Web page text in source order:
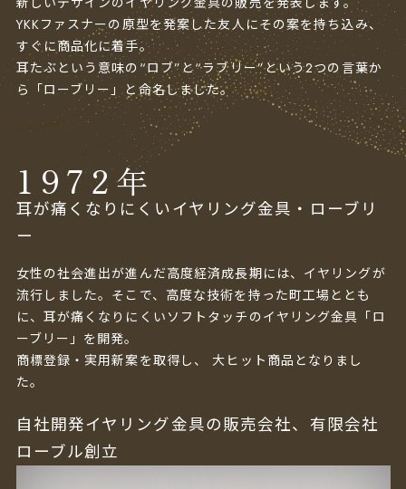
YKKファスナーの原型を発案した友人にその案を持ち込み、
すぐに商品化に着手。
耳たぶという意味の“ロブ”と“ラブリー”という2つの言葉か
ら「ローブリー」と命名しました。
1972年
耳が痛くなりにくいイヤリング金具・ローブリ
ー
女性の社会進出が進んだ高度経済成長期には、イヤリングが
流行しました。そこで、高度な技術を持った町工場ととも
に、耳が痛くなりにくいソフトタッチのイヤリング金具「ロ
ーブリー」を開発。
商標登録・実用新案を取得し、 大ヒット商品となりまし
た。
自社開発イヤリング金具の販売会社、有限会社
ローブル創立